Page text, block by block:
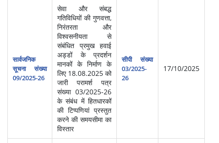
सार्वजनिक
सूचना संख्या
09/2025-26
सेवा और संबद्ध
गतिविधियों की गुणवत्ता,
निरंतरता और
विश्वसनीयता से
संबंधित प्रमुख हवाई
अड्डों के प्रदर्शन
मानकों के निर्माण के
लिए 18.08.2025 को
जारी परामर्श पत्र
संख्या 03/2025-26
के संबंध में हितधारकों
की टिप्पणियां प्रस्तुत
करने की समयसीमा का
विस्तार
सीपी संख्या
03/2025-
26
17/10/2025